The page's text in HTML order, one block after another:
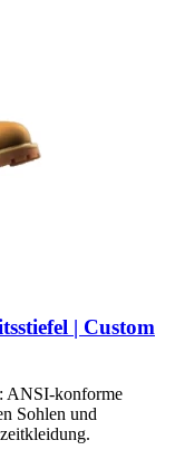
| Custom
ANSI-konforme
Sohlen und